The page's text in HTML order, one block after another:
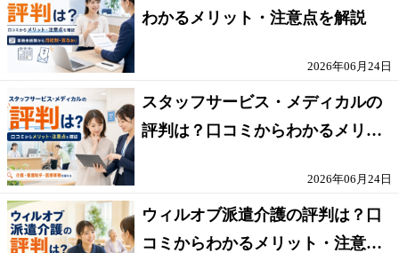
わかるメリット・注意点を解説
2026年06月24日
スタッフサービス・メディカルの
評判は？口コミからわかるメリッ
2026年06月24日
ウィルオブ派遣介護の評判は？口
コミからわかるメリット・注意点